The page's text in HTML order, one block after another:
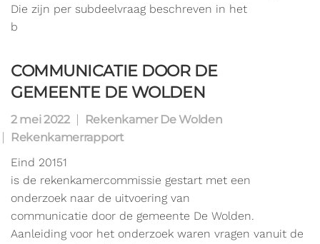
Die zijn per subdeelvraag beschreven in het
b
COMMUNICATIE DOOR DE
GEMEENTE DE WOLDEN
2 mei 2022
Rekenkamer De Wolden
Rekenkamerrapport
Eind 20151
is de rekenkamercommissie gestart met een
onderzoek naar de uitvoering van
communicatie door de gemeente De Wolden.
Aanleiding voor het onderzoek waren vragen vanuit de